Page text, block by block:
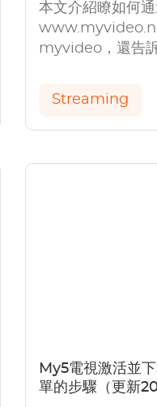
本文介紹瞭如何通
myvideo，還告
Streaming
My5電視激活並
單的步驟（更新